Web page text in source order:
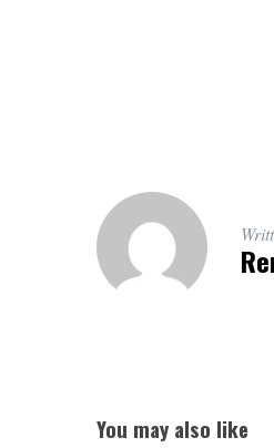
You may also like